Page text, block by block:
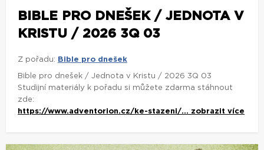
BIBLE PRO DNEŠEK / JEDNOTA V
KRISTU / 2026 3Q 03
Z pořadu: Bible pro dnešek
Bible pro dnešek / Jednota v Kristu / 2026 3Q 03
Studijní materiály k pořadu si můžete zdarma stáhnout
zde:
https://www.adventorion.cz/ke-stazeni/... zobrazit více